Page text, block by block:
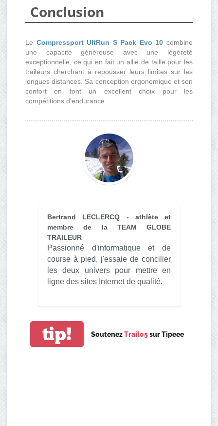
Conclusion
Le Compressport UltRun S Pack Evo 10 combine
une capacité généreuse avec une légèreté
exceptionnelle, ce qui en fait un allié de taille pour les
traileurs cherchant à repousser leurs limites sur les
longues distances. Sa conception ergonomique et son
confort en font un excellent choix pour les
compétitions d'endurance.
Bertrand LECLERCQ - athlète et
membre de la TEAM GLOBE
TRAILEUR
Passionné d'informatique et de
course à pied, j'essaie de concilier
les deux univers pour mettre en
ligne des sites Internet de qualité.
tip! SoutenezTrail05sur Tipeee